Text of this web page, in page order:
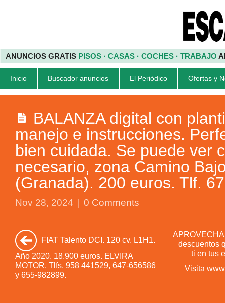
ANUNCIOS GRATIS PISOS · CASAS · COCHES · TRABAJO
Inicio Buscador anuncios El Periódico Ofertas y
BALANZA digital con
manejo e instrucciones.
bien cuidada. Se puede ver
necesario, zona Camino
(Granada). 200 euros. Tlf.
Nov 28, 2024 0 Comments
FIAT Talento DCI. 120 cv. L1H1.
Año 2020. 18.900 euros. ELVIRA
MOTOR. Tlfs. 958 441529, 647-656586
y 655-982899.
descuentos
ti en tus
Visita